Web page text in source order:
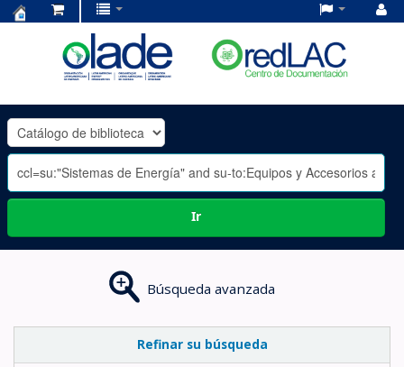
OLADE
-
Ir
Búsqueda avanzada
Refinar su búsqueda